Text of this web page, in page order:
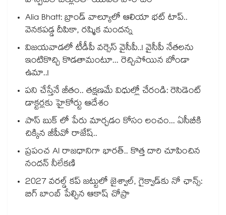
Alia Bhatt: బ్రాండ్ వాల్యూలో ఆలియా భట్ టాప్..
వెనకపడ్డ దీపికా, రష్మిక మందన్న
విజయవాడలో టీడీపీ వర్సెస్ వైసీపీ..! వైసీపీ నేతలను
ఇంటికొచ్చి కొడతామంటూ... రెచ్చిపోయిన బోండా
ఉమా..!
పని చేస్తేనే జీతం.. తక్షణమే విధుల్లో చేరండి: రెసిడెంట్
డాక్టర్లకు హైకోర్టు ఆదేశం
పాస్ బుక్ లో పేరు మార్చడం కోసం లంచం... ఏసీబీకి
చిక్కిన జీపీవో రాజేష్..
ప్రపంచ AI రాజధానిగా భారత్.. కొత్త దారి చూపించిన
నందన్ నీలేకణి
2027 వరల్డ్ కప్‎ జట్టులో జైశ్వాల్, గైక్వాడ్‎కు నో ఛాన్స్:
బిగ్ బాంబ్ పేల్చిన ఆకాష్ చోప్రా